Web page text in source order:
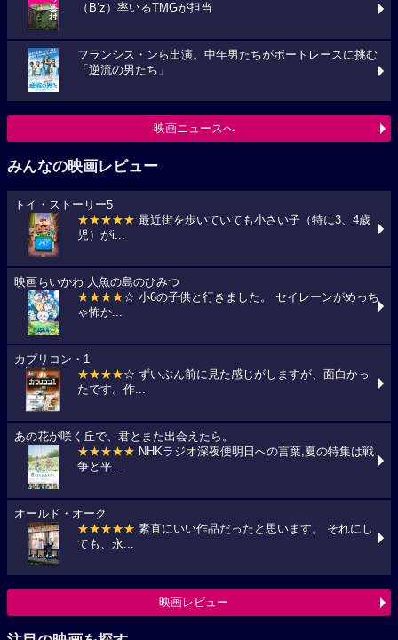
（B’z）率いるTMGが担当
フランシス・ンら出演。中年男たちがボートレースに挑む
「逆流の男たち」
映画ニュースへ
みんなの映画レビュー
トイ・ストーリー5
★★★★★ 最近街を歩いていても小さい子（特に3、4歳
児）がi...
映画ちいかわ 人魚の島のひみつ
★★★★☆ 小6の子供と行きました。 セイレーンがめっち
ゃ怖か...
カプリコン・1
★★★★☆ ずいぶん前に見た感じがしますが、面白かっ
たです。作...
あの花が咲く丘で、君とまた出会えたら。
★★★★★ NHKラジオ深夜便明日への言葉,夏の特集は戦
争と平...
オールド・オーク
★★★★★ 素直にいい作品だったと思います。 それにし
ても、永...
映画レビュー